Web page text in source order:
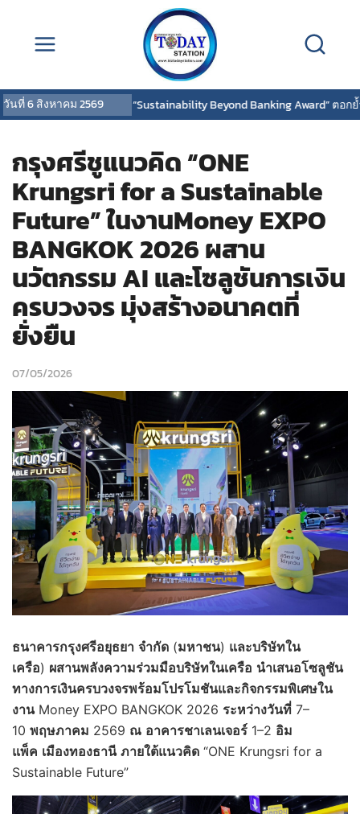
วันที่6 สิงหาคม 2569
กสิกรไทยคว้ารางวัล “Sustainability Beyond Banking Award” ตอกย้ำผู้
กรุงศรีชูแนวคิด “ONE
Krungsri for a Sustainable
Future” ในงานMoney EXPO
BANGKOK 2026 ผสาน
นวัตกรรม AI และโซลูชันการเงิน
ครบวงจร มุ่งสร้างอนาคตที่
ยั่งยืน
07/05/2026
ธนาคารกรุงศรีอยุธยา จำกัด (มหาชน) และบริษัทใน
เครือ) ผสานพลังความร่วมมือบริษัทในเครือ นำเสนอโซลูชัน
ทางการเงินครบวงจรพร้อมโปรโมชันและกิจกรรมพิเศษใน
งานMoney EXPO BANGKOK 2026 ระหว่างวันที่ 7–
10 พฤษภาคม 2569 ณ อาคารชาเลนเจอร์ 1–2 อิม
แพ็ค เมืองทองธานี ภายใต้แนวคิด “ONE Krungsri for a
Sustainable Future”